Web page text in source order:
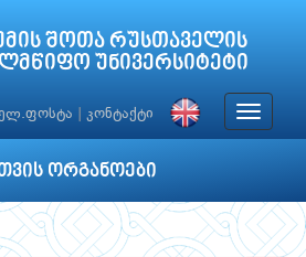
შოთა რუსთაველის
უნივერსიტეტი
ელ.ფოსტა კონტაქტი
Toggle
ორგანოები